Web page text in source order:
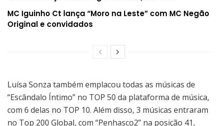
MC Iguinho Ct lança “Moro na Leste” com MC Negão
Original e convidados
Luísa Sonza também emplacou todas as músicas de
“Escândalo Íntimo” no TOP 50 da plataforma de música,
com 6 delas no TOP 10. Além disso, 3 músicas entraram
no Top 200 Global, com “Penhasco2” na posição 41,